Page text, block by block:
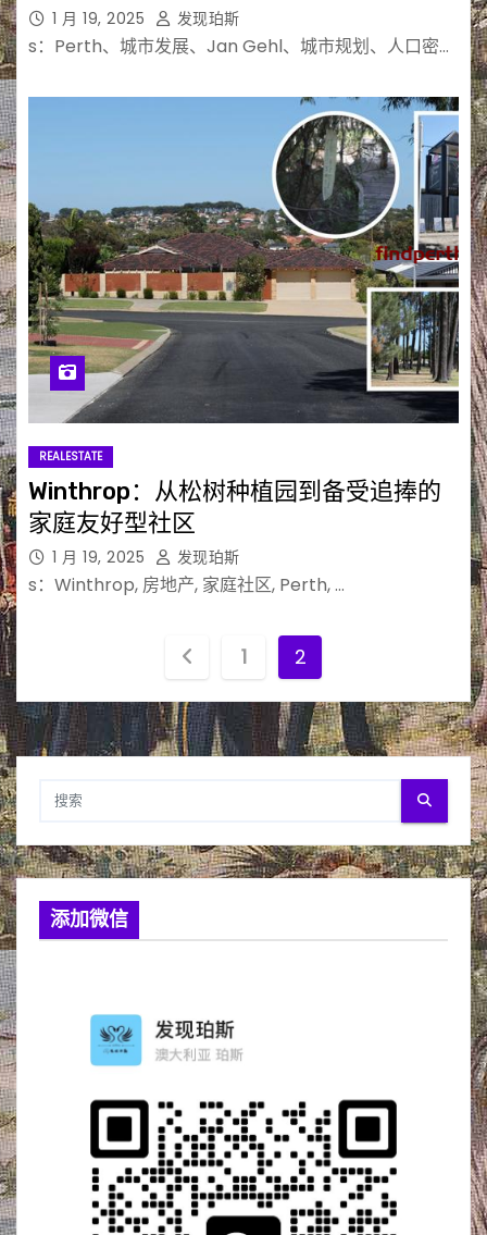
1 月 19, 2025 发现珀斯
s：Perth、城市发展、Jan Gehl、城市规划、人口密…
REALESTATE
Winthrop：从松树种植园到备受追捧的
家庭友好型社区
1 月 19, 2025 发现珀斯
s：Winthrop, 房地产, 家庭社区, Perth, …
文
章
分
1 2
添加微信